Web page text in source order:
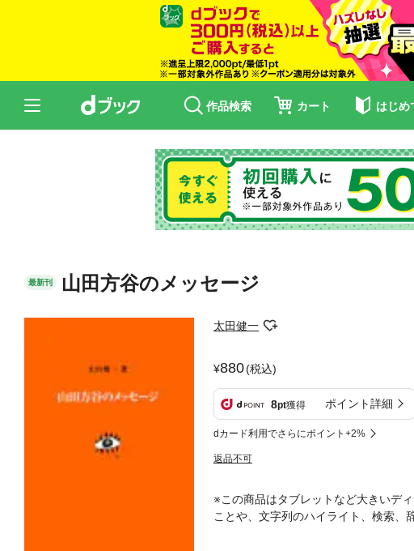
作品検索 カート はじめ
最新刊 山田方谷のメッセージ
太田健一
880(税込)
8pt獲得 ポイント詳細
dカード利用でさらにポイント+2%
返品不可
※この商品はタブレットなど大きいデ
ことや、文字列のハイライト、検索、
り、空論や偏見を避けた方谷の実像